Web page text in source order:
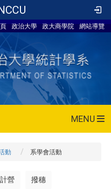
政治大學 政大商學院 網站導覽
MENU
動 系學會活動
營 撥穗